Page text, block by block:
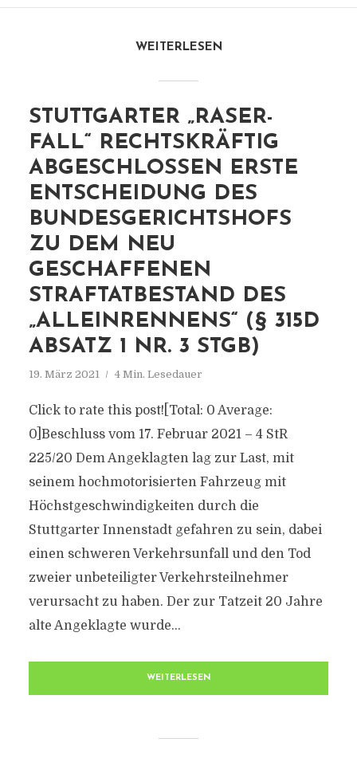
WEITERLESEN
STUTTGARTER „RASER-
FALL“ RECHTSKRÄFTIG
ABGESCHLOSSEN ERSTE
ENTSCHEIDUNG DES
BUNDESGERICHTSHOFS
ZU DEM NEU
GESCHAFFENEN
STRAFTATBESTAND DES
„ALLEINRENNENS“ (§ 315D
ABSATZ 1 NR. 3 STGB)
19. März 2021 4 Min. Lesedauer
Click to rate this post![Total: 0 Average:
0]Beschluss vom 17. Februar 2021 – 4 StR
225/20 Dem Angeklagten lag zur Last, mit
seinem hochmotorisierten Fahrzeug mit
Höchstgeschwindigkeiten durch die
Stuttgarter Innenstadt gefahren zu sein, dabei
einen schweren Verkehrsunfall und den Tod
zweier unbeteiligter Verkehrsteilnehmer
verursacht zu haben. Der zur Tatzeit 20 Jahre
alte Angeklagte wurde...
WEITERLESEN